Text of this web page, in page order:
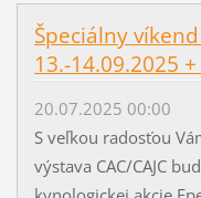
Špeciálny víkend
13.-14.09.2025
20.07.2025 00:00
S veľkou radosťou
výstava CAC/CAJC